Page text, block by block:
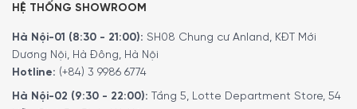
Phạm vi đo lường: Cân có khả năng
nhỏ đến lớn, như bột, đường, và các thành phần khác
trong các công thức nấu ăn hoặc chế biến thực phẩm.
đơn vị đo lường khác nhau, bao gồm
gram (g), milliliter
HỆ THỐNG SHOWROOM
Hà Nội-01 (8:30 - 21:00): SH08 Chung cư Anland, KĐT Mới
Dương Nội, Hà Đông, Hà Nội
Hotline: (+84) 3 9986 6774
Hà Nội-02 (9:30 - 22:00): Tầng 5, Lotte Department Store, 54